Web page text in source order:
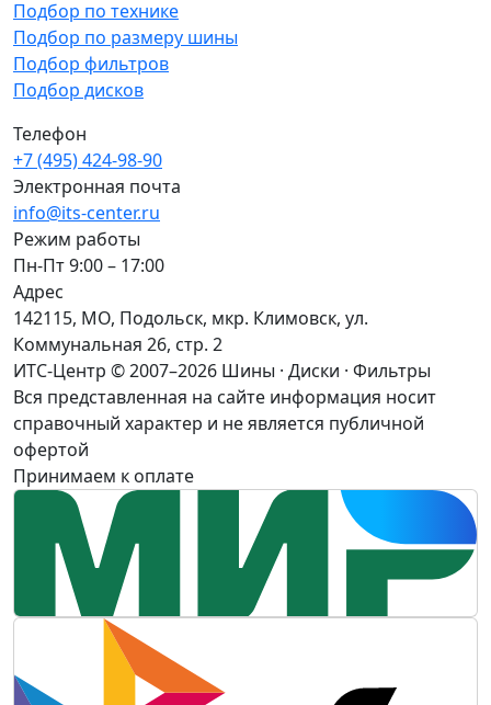
Подбор по технике
Подбор по размеру шины
Подбор фильтров
Подбор дисков
Телефон
+7 (495) 424-98-90
Электронная почта
info@its-center.ru
Режим работы
Пн-Пт 9:00 – 17:00
Адрес
142115, МО, Подольск, мкр. Климовск, ул.
Коммунальная 26, стр. 2
ИТС-Центр © 2007–2026 Шины · Диски · Фильтры
Вся представленная на сайте информация носит
справочный характер и не является публичной
офертой
Принимаем к оплате